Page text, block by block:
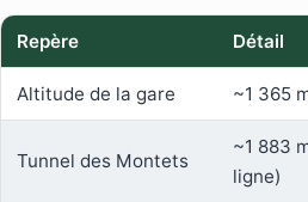
Repère Détail
Altitude de la gare ~1 365
Tunnel des Montets
~1 883
ligne)